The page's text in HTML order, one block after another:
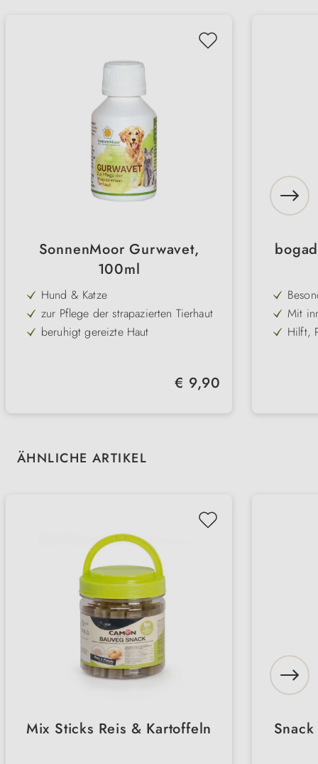
SonnenMoor Gurwavet,
100ml
Hund & Katze
zur Pflege der strapazierten Tierhaut
beruhigt gereizte Haut
Regulärer Preis:
€ 9,90
–
beim
Mit
Hilft,
Produktgalerie überspringen
ÄHNLICHE ARTIKEL
Mix Sticks Reis & Kartoffeln